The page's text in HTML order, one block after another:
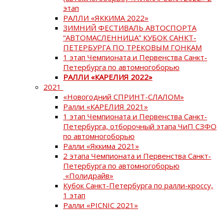
этап
РАЛЛИ «ЯККИМА 2022»
ЗИМНИЙ ФЕСТИВАЛЬ АВТОСПОРТА
“АВТОМАСЛЕННИЦА” КУБОК САНКТ-
ПЕТЕРБУРГА ПО ТРЕКОВЫМ ГОНКАМ
1 этап Чемпионата и Первенства Санкт-
Петербурга по автомногоборью
РАЛЛИ «КАРЕЛИЯ 2022»
2021
«Новогодний СПРИНТ-СЛАЛОМ»
Ралли «КАРЕЛИЯ 2021»
1 этап Чемпионата и Первенства Санкт-
Петербурга, отборочный этапа ЧиП СЗФО
по автомногоборью
Ралли «Яккима 2021»
2 этапа Чемпионата и Первенства Санкт-
Петербурга по автомногоборью
«Полидрайв»
Кубок Санкт-Петербурга по ралли-кроссу,
1 этап
Ралли «PICNIC 2021»